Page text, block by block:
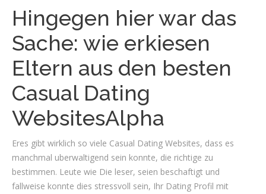
Hingegen hier war das
Sache: wie erkiesen
Eltern aus den besten
Casual Dating
WebsitesAlpha
Eres gibt wirklich so viele Casual Dating Websites, dass es
manchmal uberwaltigend sein konnte, die richtige zu
bestimmen. Leute wie Die leser, seien beschaftigt und
fallweise konnte dies stressvoll sein, Ihr Dating Profil mit